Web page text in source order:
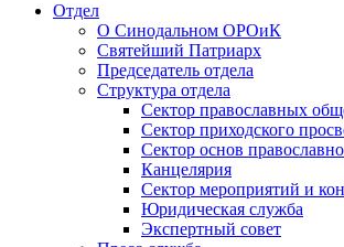
Отдел
О Синодальном ОРОиК
Святейший Патриарх
Председатель отдела
Структура отдела
Сектор православных
Сектор приходского
Сектор основ
Канцелярия
Сектор мероприятий и
Юридическая служба
Экспертный совет